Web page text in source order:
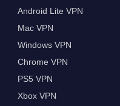
Android Lite VPN
Mac VPN
Windows VPN
Chrome VPN
PS5 VPN
Xbox VPN